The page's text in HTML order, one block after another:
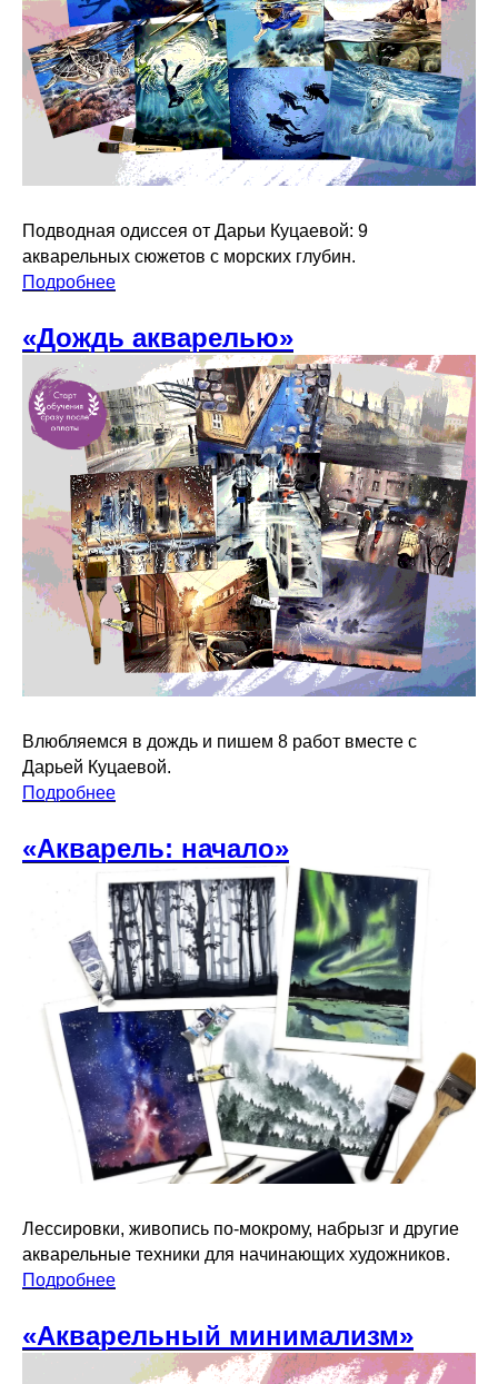
Подводная одиссея от Дарьи Куцаевой: 9
акварельных сюжетов с морских глубин.
Подробнее
«Дождь акварелью»
Влюбляемся в дождь и пишем 8 работ вместе с
Дарьей Куцаевой.
Подробнее
«Акварель: начало»
Лессировки, живопись по-мокрому, набрызг и другие
акварельные техники для начинающих художников.
Подробнее
«Акварельный минимализм»